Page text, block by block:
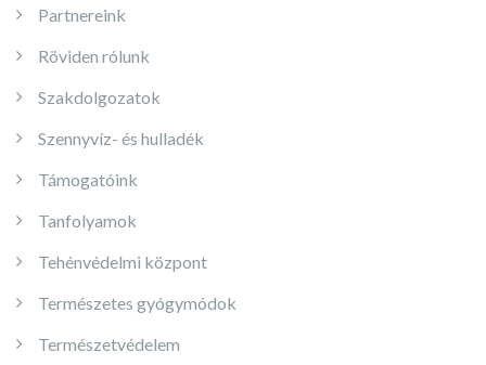
Partnereink
Röviden rólunk
Szakdolgozatok
Szennyvíz- és hulladék
Támogatóink
Tanfolyamok
Tehénvédelmi központ
Természetes gyógymódok
Természetvédelem